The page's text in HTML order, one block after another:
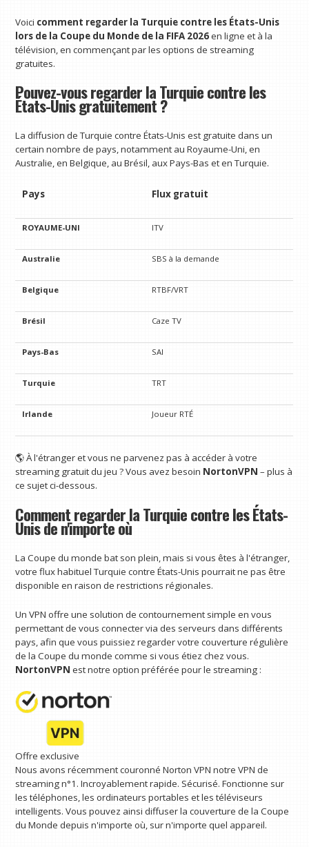
Voici comment regarder la Turquie contre les États-Unis
lors de la Coupe du Monde de la FIFA 2026en ligne et à la
télévision, en commençant par les options de streaming
gratuites.
Pouvez-vous regarder la Turquie contre les
États-Unis gratuitement ?
La diffusion de Turquie contre États-Unis est gratuite dans un
certain nombre de pays, notamment au Royaume-Uni, en
Australie, en Belgique, au Brésil, aux Pays-Bas et en Turquie.
Pays Flux gratuit
ROYAUME-UNI ITV
Australie SBS à la demande
Belgique RTBF/VRT
Brésil Caze TV
Pays-Bas SAI
Turquie TRT
Irlande Joueur RTÉ
🌎 À l'étranger et vous ne parvenez pas à accéder à votre
streaming gratuit du jeu ? Vous avez besoin NortonVPN – plus à
ce sujet ci-dessous.
Comment regarder la Turquie contre les États-
Unis de n'importe où
La Coupe du monde bat son plein, mais si vous êtes à l'étranger,
votre flux habituel Turquie contre États-Unis pourrait ne pas être
disponible en raison de restrictions régionales.
Un VPN offre une solution de contournement simple en vous
permettant de vous connecter via des serveurs dans différents
pays, afin que vous puissiez regarder votre couverture régulière
de la Coupe du monde comme si vous étiez chez vous.
NortonVPN est notre option préférée pour le streaming :
Offre exclusive
Nous avons récemment couronné Norton VPN notre VPN de
streaming n°1. Incroyablement rapide. Sécurisé. Fonctionne sur
les téléphones, les ordinateurs portables et les téléviseurs
intelligents. Vous pouvez ainsi diffuser la couverture de la Coupe
du Monde depuis n'importe où, sur n'importe quel appareil.